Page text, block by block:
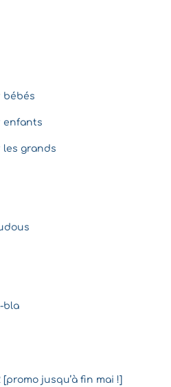
bébés
enfants
grands
bla
[promo jusqu’à fin mai !]